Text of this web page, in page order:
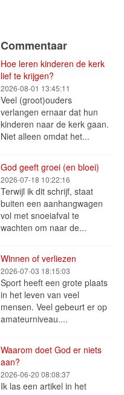
Commentaar
Hoe leren kinderen de kerk
lief te krijgen?
2026-08-01 13:45:11
Veel (groot)ouders
verlangen ernaar dat hun
kinderen naar de kerk gaan.
Niet alleen omdat het...
God geeft groei (en bloei)
2026-07-18 10:22:16
Terwijl ik dit schrijf, staat
buiten een aanhangwagen
vol met snoeiafval te
wachten om naar de...
Winnen of verliezen
2026-07-03 18:15:03
Sport heeft een grote plaats
in het leven van veel
mensen. Veel gebeurt er op
amateurniveau....
Waarom doet God er niets
aan?
2026-06-20 08:08:37
Ik las een artikel in het